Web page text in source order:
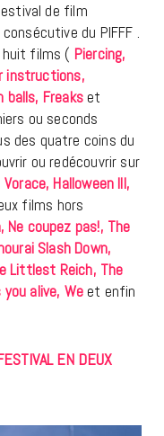
de film
du PIFFF .
huit films ( Piercing,
instructions,
balls, Freakset
ou seconds
des quatre coins du
ou redécouvrir sur
Halloween III,
films hors
coupez pas!, The
Slash Down,
Littlest Reich, The
alive, We et enfin
EN DEUX